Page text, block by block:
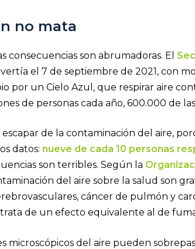
no mata
consecuencias son abrumadoras. El
el 7 de septiembre de 2021, con
por un Cielo Azul, que respirar aire
de personas cada año, 600.000 de
escapar de la contaminación del aire,
datos: nueve de cada 10 personas
son terribles. Según la
del aire sobre la salud son
cáncer de pulmón y
de un efecto equivalente al de
microscópicos del aire pueden